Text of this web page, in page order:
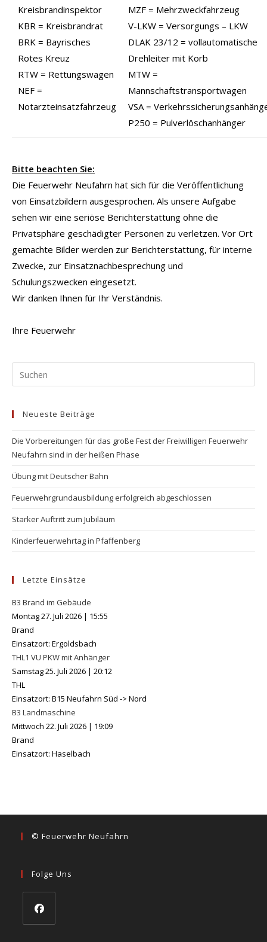
Kreisbrandinspektor
KBR = Kreisbrandrat
BRK = Bayrisches
Rotes Kreuz
RTW = Rettungswagen
NEF =
Notarzteinsatzfahrzeug
MZF = Mehrzweckfahrzeug
V-LKW = Versorgungs – LKW
DLAK 23/12 = vollautomatische
Drehleiter mit Korb
MTW =
Mannschaftstransportwagen
VSA =
P250 = Pulverlöschanhänger
Bitte beachten Sie:
Die Feuerwehr Neufahrn hat sich für die Veröffentlichung
von Einsatzbildern ausgesprochen. Als unsere Aufgabe
sehen wir eine seriöse Berichterstattung ohne die
Privatsphäre geschädigter Personen zu verletzen. Vor Ort
gemachte Bilder werden zur Berichterstattung, für interne
Zwecke, zur Einsatznachbesprechung und
Schulungszwecken eingesetzt.
Wir danken Ihnen für Ihr Verständnis.
Ihre Feuerwehr
Neueste Beiträge
Die Vorbereitungen für das große Fest der Freiwilligen Feuerwehr
Neufahrn sind in der heißen Phase
Übung mit Deutscher Bahn
Feuerwehrgrundausbildung erfolgreich abgeschlossen
Starker Auftritt zum Jubiläum
Kinderfeuerwehrtag in Pfaffenberg
Letzte Einsätze
B3 Brand im Gebäude
Montag 27. Juli 2026 | 15:55
Brand
Einsatzort: Ergoldsbach
THL1 VU PKW mit Anhänger
Samstag 25. Juli 2026 | 20:12
THL
Einsatzort: B15 Neufahrn Süd -> Nord
B3 Landmaschine
Mittwoch 22. Juli 2026 | 19:09
Brand
Einsatzort: Haselbach
© Feuerwehr Neufahrn
Folge Uns